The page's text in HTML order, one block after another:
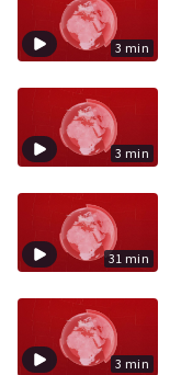
3 min
3 min
31 min
3 min